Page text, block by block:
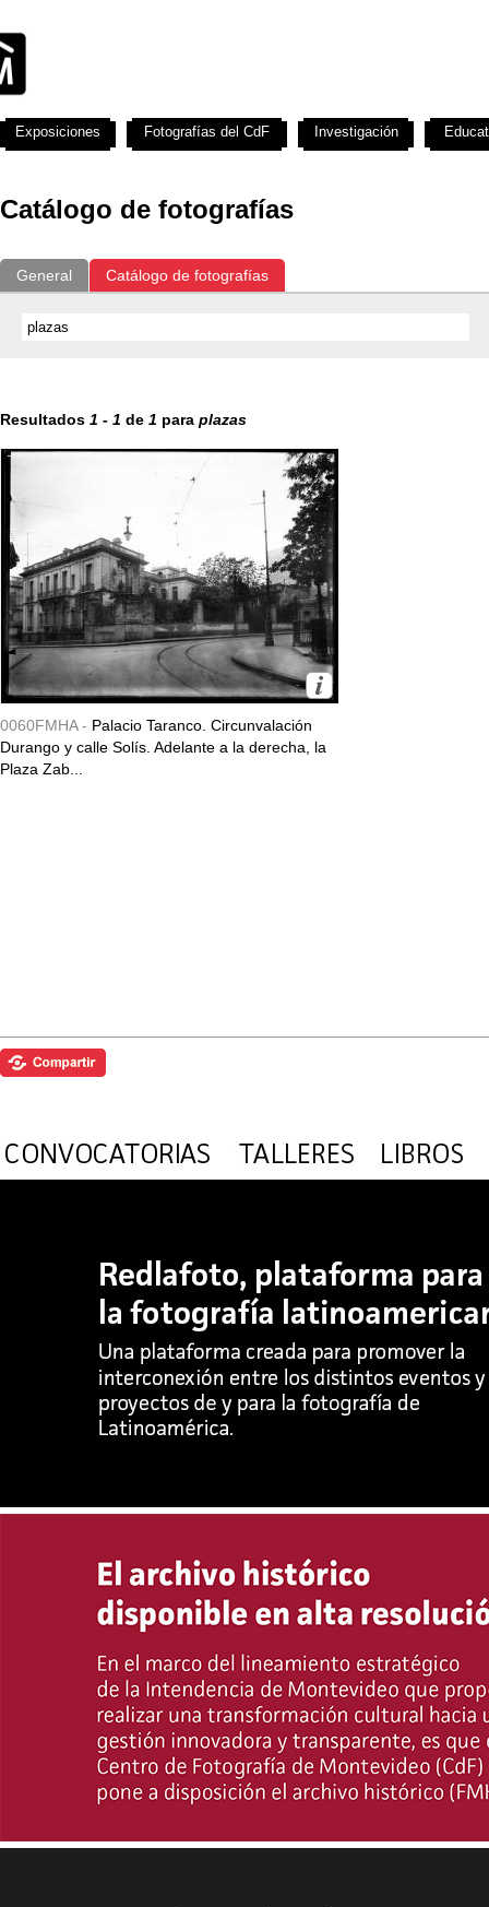
Catálogo de fotografías
General Catálogo de fotografías
Resultados 1 - 1 de 1 para plazas
0060FMHA - Palacio Taranco. Circunvalación
Durango y calle Solís. Adelante a la derecha, la
Plaza Zab...
Exposiciones Fotografías del CdF Investigación